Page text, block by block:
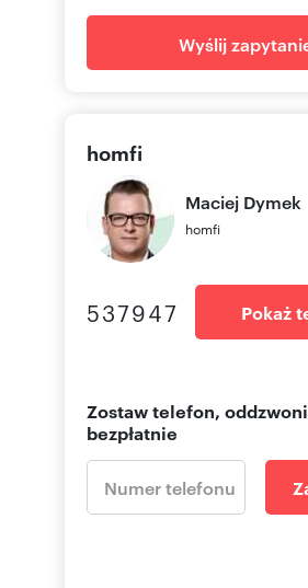
Wyślij
homfi
Maciej Dymek
homfi
537947 Pokaż
Zostaw telefon,
bezpłatnie